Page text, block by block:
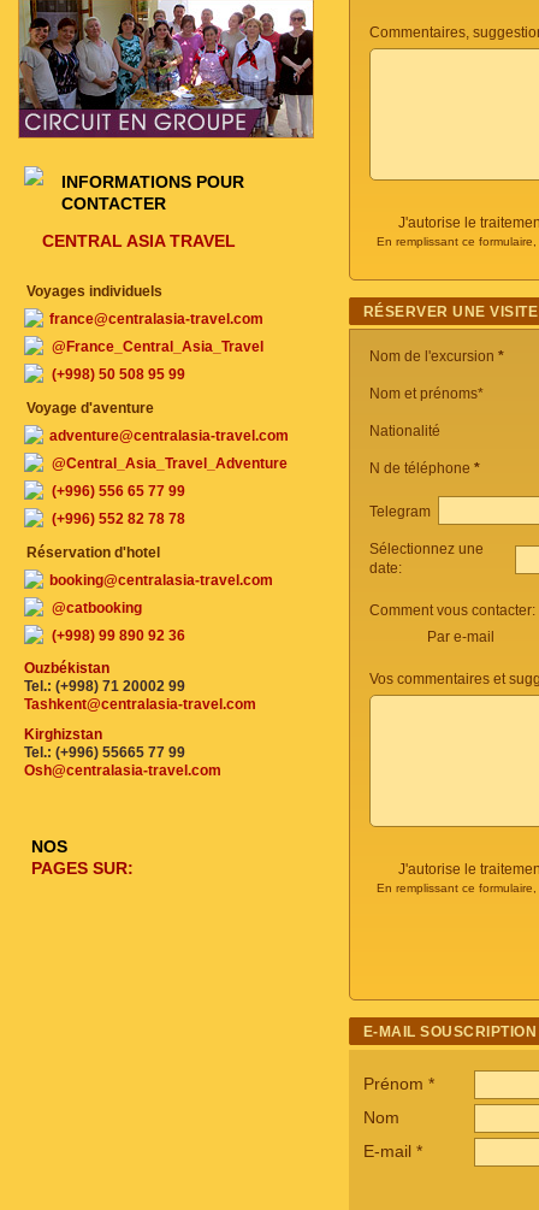
Commentaires,
J'autorise le
En remplissant ce
RÉSERVER UNE
Nom de l'excursion *
Nom et prénoms*
Nationalité
N de téléphone *
Telegram
Sélectionnez une
date:
Comment vous contacter:
Par e-mail
Vos commentaires et
J'autorise le
En remplissant ce
E-MAIL SOUSCRIPTION
Prénom *
Nom
E-mail *
INFORMATIONS POUR
CONTACTER
CENTRAL ASIA TRAVEL
Voyages individuels
france@centralasia-travel.com
@France_Central_Asia_Travel
(+998) 50 508 95 99
Voyage d'aventure
adventure@centralasia-travel.com
@Central_Asia_Travel_Adventure
(+996) 556 65 77 99
(+996) 552 82 78 78
Réservation d'hotel
booking@centralasia-travel.com
@catbooking
(+998) 99 890 92 36
Ouzbékistan
Tel.: (+998) 71 20002 99
Tashkent@centralasia-travel.com
Kirghizstan
Tel.: (+996) 55665 77 99
Osh@centralasia-travel.com
NOS
PAGES SUR: